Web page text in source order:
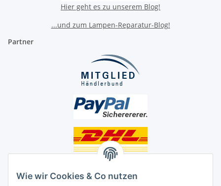
Wie wir Cookies & Co nutzen
Hier geht es zu unserem Blog!
...und zum Lampen-Reparatur-Blog!
Partner